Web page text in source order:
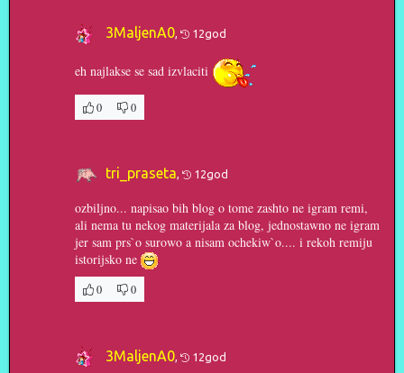
3MaljenA0, 12god
eh najlakse se sad izvlaciti
0 0
tri_praseta, 12god
ozbiljno... napisao bih blog o tome zashto ne igram remi,
ali nema tu nekog materijala za blog, jednostawno ne igram
jer sam prs`o surowo a nisam ochekiw`o.... i rekoh remiju
istorijsko ne
0 0
3MaljenA0 12god